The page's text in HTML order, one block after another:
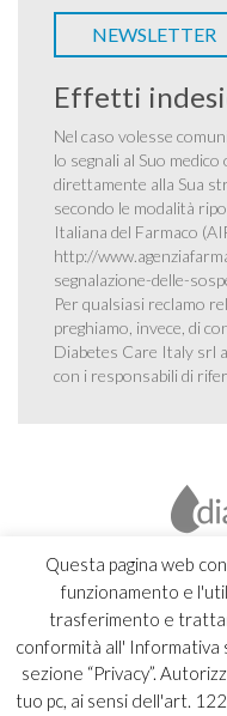
Questa pagina web
funzionamento e
trasferimento e
conformità all' Informativa
sezione “Privacy”.
tuo pc, ai sensi dell'art.
NEWSLETTER
Effetti
Nel caso volesse
lo segnali al Suo
direttamente alla Sua
secondo le modalità
Italiana del Farmaco
http://
segnalazione-delle-
Per qualsiasi reclamo
preghiamo, invece, di
Diabetes Care Italy srl
con i responsabili di